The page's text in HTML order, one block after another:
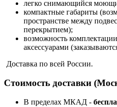
легко снимающийся
компактные габариты
пространстве между
перекрытием);
возможность
аксессуарами
Доставка по всей России.
Стоимость доставки
В пределах МКАД -